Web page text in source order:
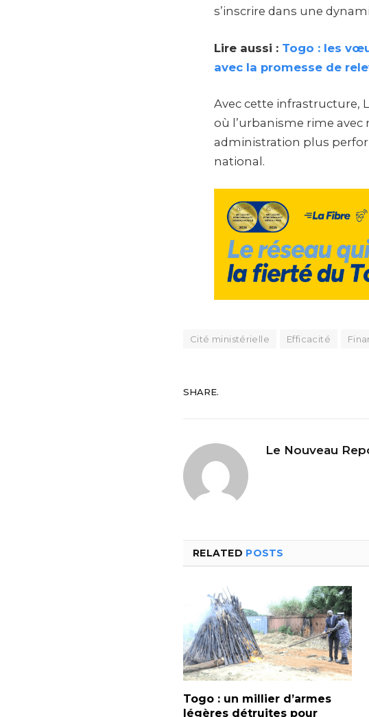
s’inscrire dans une
Lire aussi : Togo : les
avec la promesse de
Avec cette infrastructure,
où l’urbanisme rime avec
administration plus
national.
Cité ministérielle Efficacité
SHARE.
Le Nouveau
RELATED POSTS
Togo : un millier d’armes
légères détruites pour